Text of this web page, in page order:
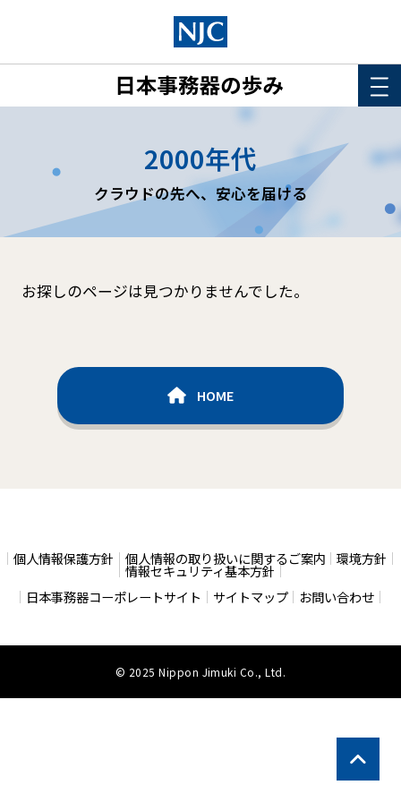
このサイトについて
年表
詳細検索
2000年代
クラウドの先へ、安心を届ける
お探しのページは見つかりませんでした。
HOME
個人情報保護方針 個人情報の取り扱いに関するご案内 環境方針
情報セキュリティ基本方針
日本事務器コーポレートサイト
サイトマップ お問い合わせ
© 2025 Nippon Jimuki Co., Ltd.